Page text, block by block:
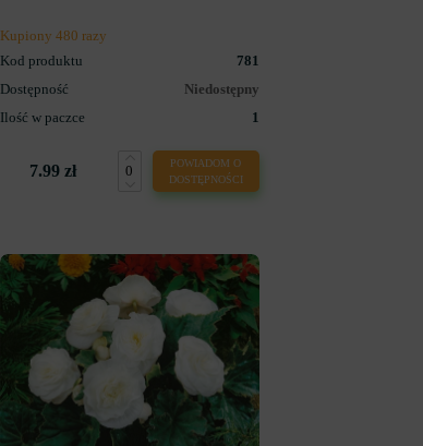
Kupiony 480 razy
Kod produktu
781
Dostępność
Niedostępny
Ilość w paczce
1
7.99 zł
POWIADOM O
DOSTĘPNOŚCI